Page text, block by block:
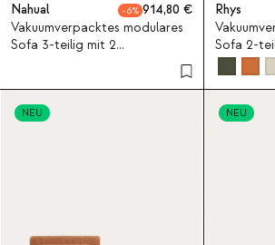
Nahual 6
914,80
Vakuumverpacktes modulares
Sofa 3-teilig mit 2
Eckmodulen, Mittelmodul und
Rhys
Sofa 2-
aus Stoff
NEU NEU